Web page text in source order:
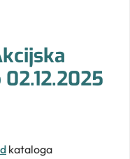
02.12.2025
kataloga